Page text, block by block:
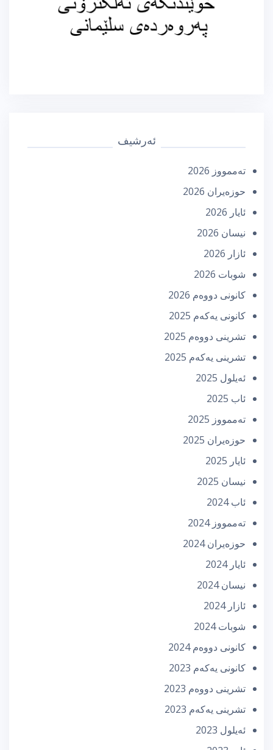
ئەرشیف
تەممووز 2026
حوزه‌یران 2026
ئایار 2026
نیسان 2026
ئازار 2026
شوبات 2026
كانونی دووه‌م 2026
كانونی یه‌كه‌م 2025
تشرینی دووه‌م 2025
تشرینی یه‌كه‌م 2025
ئه‌یلول 2025
ئاب 2025
تەممووز 2025
حوزه‌یران 2025
ئایار 2025
نیسان 2025
ئاب 2024
تەممووز 2024
حوزه‌یران 2024
ئایار 2024
نیسان 2024
ئازار 2024
شوبات 2024
كانونی دووه‌م 2024
كانونی یه‌كه‌م 2023
تشرینی دووه‌م 2023
تشرینی یه‌كه‌م 2023
ئه‌یلول 2023